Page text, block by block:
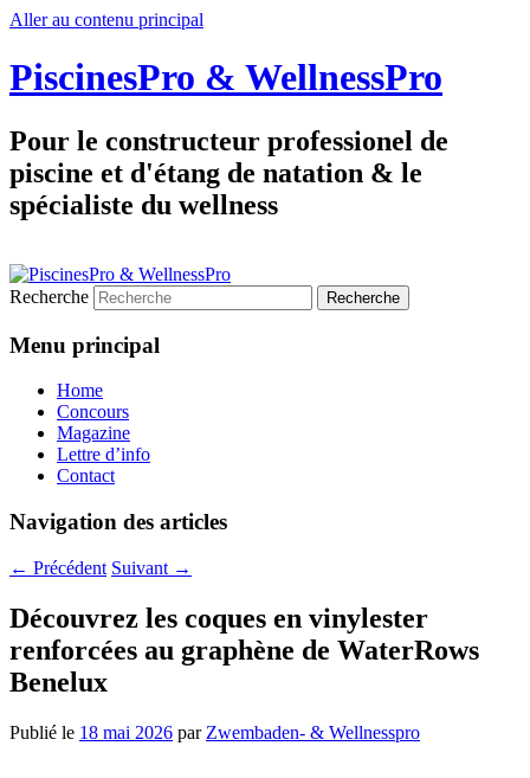
Aller au contenu principal
PiscinesPro & WellnessPro
Pour le constructeur professionel de
piscine et d'étang de natation & le
spécialiste du wellness
Recherche
Menu principal
Home
Concours
Magazine
Lettre d’info
Contact
Navigation des articles
← Précédent Suivant →
Découvrez les coques en vinylester
renforcées au graphène de WaterRows
Benelux
Publié le 18 mai 2026 par Zwembaden- & Wellnesspro